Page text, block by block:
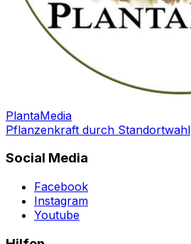
PlantaMedia
Pflanzenkraft durch Standortwahl
Social Media
Facebook
Instagram
Youtube